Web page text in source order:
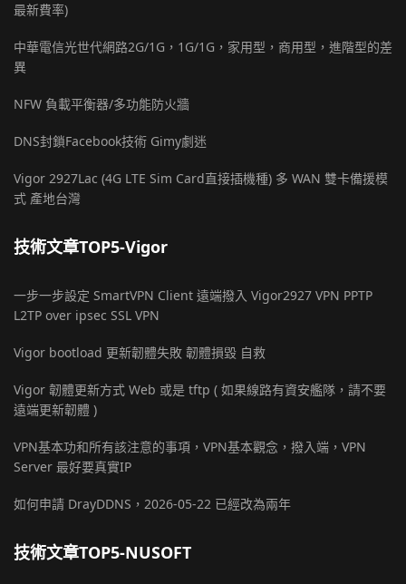
最新費率)
中華電信光世代網路2G/1G，1G/1G，家用型，商用型，進階型的差
異
NFW 負載平衡器/多功能防火牆
DNS封鎖Facebook技術 Gimy劇迷
Vigor 2927Lac (4G LTE Sim Card直接插機種) 多 WAN 雙卡備援模
式 產地台灣
技術文章TOP5-Vigor
一步一步設定 SmartVPN Client 遠端撥入 Vigor2927 VPN PPTP
L2TP over ipsec SSL VPN
Vigor bootload 更新韌體失敗 韌體損毀 自救
Vigor 韌體更新方式 Web 或是 tftp ( 如果線路有資安艦隊，請不要
遠端更新韌體 )
VPN基本功和所有該注意的事項，VPN基本觀念，撥入端，VPN
Server 最好要真實IP
如何申請 DrayDDNS，2026-05-22 已經改為兩年
技術文章TOP5-NUSOFT